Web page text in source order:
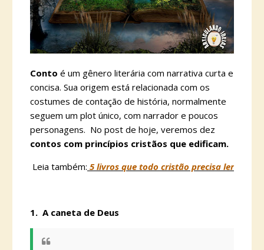
Conto é um gênero literária com narrativa curta e
concisa. Sua origem está relacionada com os
costumes de contação de história, normalmente
seguem um plot único, com narrador e poucos
personagens. No post de hoje, veremos dez
contos com princípios cristãos que edificam.
Leia também: 5 livros que todo cristão precisa ler
1. A caneta de Deus